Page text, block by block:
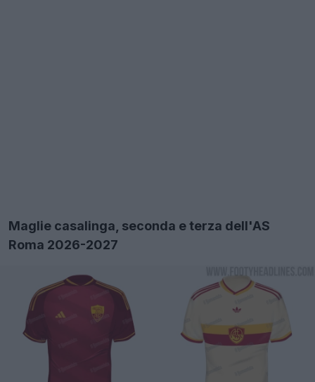
Maglie casalinga, seconda e terza dell'AS
Roma 2026-2027